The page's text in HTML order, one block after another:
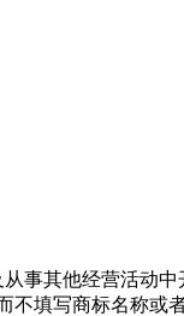
事其他经营活动
填写商标名称或